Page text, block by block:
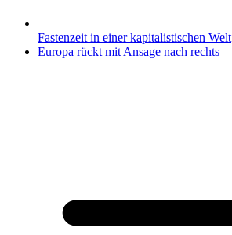
Fastenzeit in einer kapitalistischen Welt
Europa rückt mit Ansage nach rechts